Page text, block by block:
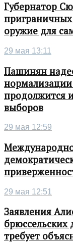
Губернатор
приграничных
оружие для
29 мая 13:11
Пашинян
продолжится
выборов
29 мая 12:59
29 мая 12:51
Заявления
требует